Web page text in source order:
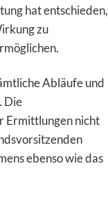
hat entschieden,
zu
Abläufe und
Die
Ermittlungen nicht
ebenso wie das